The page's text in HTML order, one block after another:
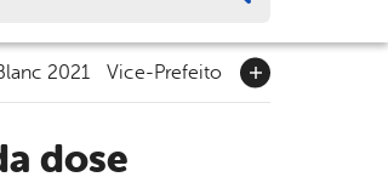
2021 Vice-Prefeito